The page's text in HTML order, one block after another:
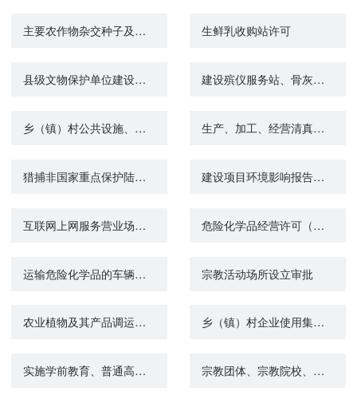
主要农作物杂交种子及其亲本种子生产经营许可证核发 生鲜乳收购站许可
县级文物保护单位建设控制地带内建设工程设计方案审批 建设殡仪服务站、骨灰堂审批
乡（镇）村公共设施、公益事业使用集体建设用地审批 生产、加工、经营清真食品审批
猎捕非国家重点保护陆生野生动物狩猎证核发 建设项目环境影响报告表审批（市县级）
互联网上网服务营业场所信息网络安全审批 危险化学品经营许可（首次办理）
运输危险化学品的车辆进入危险化学品运输车辆限制通行区域审批 宗教活动场所设立审批
农业植物及其产品调运检疫及植物检疫证书签发 乡（镇）村企业使用集体建设用地审批
实施学前教育、普通高中教育及中等职业教育的民办学校变更审批 宗教团体、宗教院校、宗教活动场所接受境外组织和个人捐赠审批